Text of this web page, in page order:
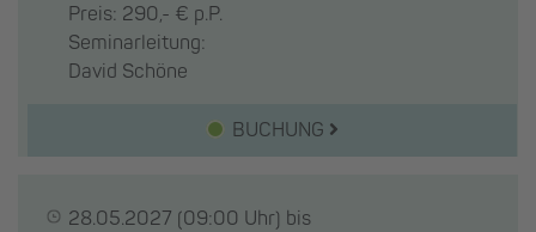
Preis: 290,- € p.P.
Seminarleitung:
David Schöne
BUCHUNG
28.05.2027 (09:00 Uhr) bis